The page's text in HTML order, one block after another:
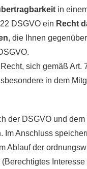
in
DSGVO ein Recht
, die Ihnen
sich gemäß Art.
in dem
der DSGVO und
Im Anschluss
Ablauf der